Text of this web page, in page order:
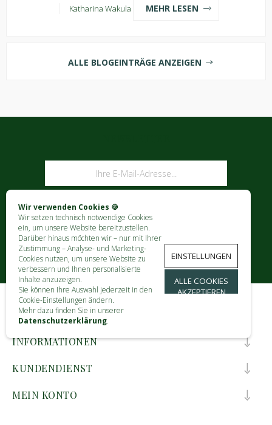
Katharina Wakula MEHR LESEN
ALLE BLOGEINTRÄGE ANZEIGEN
Wir verwenden Cookies 🍪
Wir setzen technisch notwendige Cookies
ein, um unsere Website bereitzustellen.
Darüber hinaus möchten wir – nur mit Ihrer
Zustimmung – Analyse- und Marketing-
Cookies nutzen, um unsere Website zu
verbessern und Ihnen personalisierte
Inhalte anzuzeigen.
Sie können Ihre Auswahl jederzeit in den
Cookie-Einstellungen ändern.
Mehr dazu finden Sie in unserer
Datenschutzerklärung.
EINSTELLUNGEN
ALLE COOKIES
AKZEPTIEREN
ABONNIEREN
KONTAKT
INFORMATIONEN
KUNDENDIENST
MEIN KONTO